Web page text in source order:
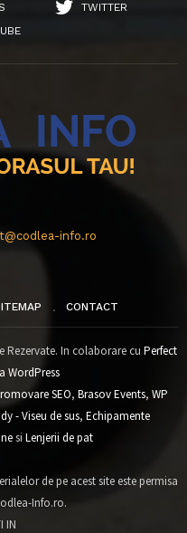
TWITTER
info.ro
CONTACT
Rezervate. In colaborare cu Perfect
WordPress
SEO, Brasov Events, WP
- Viseu de sus, Echipamente
si Lenjerii de pat
de pe acest site este permisa
Info.ro.
IN